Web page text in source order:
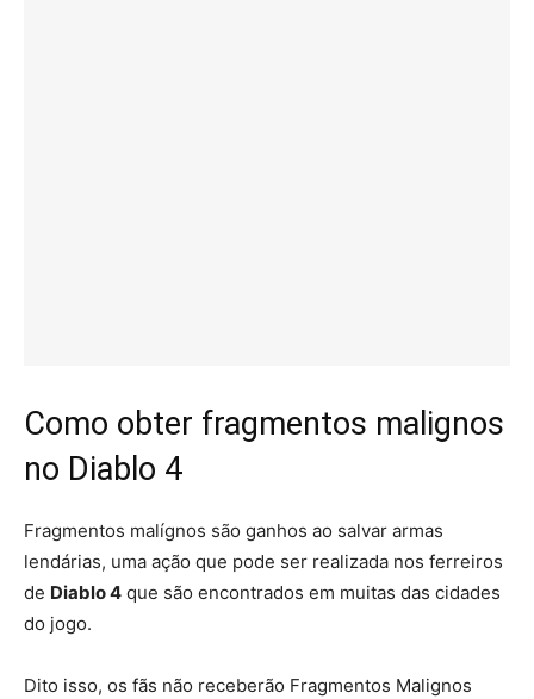
Como obter fragmentos malignos
no Diablo 4
Fragmentos malígnos são ganhos ao salvar armas
lendárias, uma ação que pode ser realizada nos ferreiros
de Diablo 4 que são encontrados em muitas das cidades
do jogo.
Dito isso, os fãs não receberão Fragmentos Malignos